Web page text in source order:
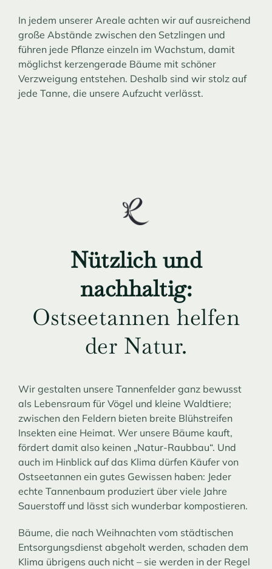
In jedem unserer Areale achten wir auf ausreichend
große Abstände zwischen den Setzlingen und
führen jede Pflanze einzeln im Wachstum, damit
möglichst kerzengerade Bäume mit schöner
Verzweigung entstehen. Deshalb sind wir stolz auf
jede Tanne, die unsere Aufzucht verlässt.
Nützlich und
nachhaltig:
Ostseetannen helfen
der Natur.
Wir gestalten unsere Tannenfelder ganz bewusst
als Lebensraum für Vögel und kleine Waldtiere;
zwischen den Feldern bieten breite Blühstreifen
Insekten eine Heimat. Wer unsere Bäume kauft,
fördert damit also keinen „Natur-Raubbau“. Und
auch im Hinblick auf das Klima dürfen Käufer von
Ostseetannen ein gutes Gewissen haben: Jeder
echte Tannenbaum produziert über viele Jahre
Sauerstoff und lässt sich wunderbar kompostieren.
Bäume, die nach Weihnachten vom städtischen
Entsorgungsdienst abgeholt werden, schaden dem
Klima übrigens auch nicht – sie werden in der Regel